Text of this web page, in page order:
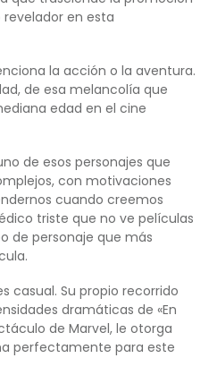
en esta
la acción o la aventura.
de esa melancolía que
edad en el cine
de esos personajes que
con motivaciones
cuando creemos
triste que no ve películas
de personaje que más
casual. Su propio recorrido
dramáticas de «En
de Marvel, le otorga
perfectamente para este